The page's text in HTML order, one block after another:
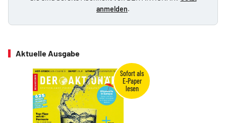
anmelden.
Aktuelle Ausgabe